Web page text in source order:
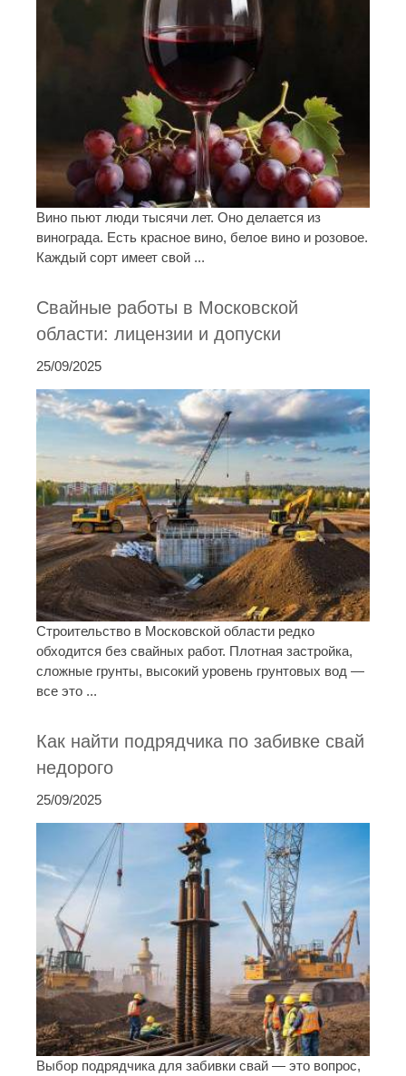
Вино пьют люди тысячи лет. Оно делается из
винограда. Есть красное вино, белое вино и розовое.
Каждый сорт имеет свой ...
Свайные работы в Московской
области: лицензии и допуски
25/09/2025
Строительство в Московской области редко
обходится без свайных работ. Плотная застройка,
сложные грунты, высокий уровень грунтовых вод —
все это ...
Как найти подрядчика по забивке свай
недорого
25/09/2025
Выбор подрядчика для забивки свай — это вопрос,